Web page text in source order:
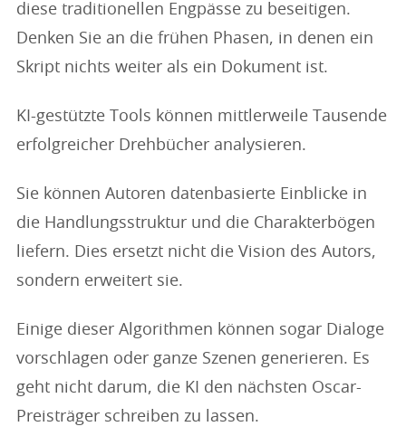
diese traditionellen Engpässe zu beseitigen.
Denken Sie an die frühen Phasen, in denen ein
Skript nichts weiter als ein Dokument ist.
KI-gestützte Tools können mittlerweile Tausende
erfolgreicher Drehbücher analysieren.
Sie können Autoren datenbasierte Einblicke in
die Handlungsstruktur und die Charakterbögen
liefern. Dies ersetzt nicht die Vision des Autors,
sondern erweitert sie.
Einige dieser Algorithmen können sogar Dialoge
vorschlagen oder ganze Szenen generieren. Es
geht nicht darum, die KI den nächsten Oscar-
Preisträger schreiben zu lassen.